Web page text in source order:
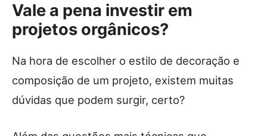
Vale a pena investir em
projetos orgânicos?
Na hora de escolher o estilo de decoração e
composição de um projeto, existem muitas
dúvidas que podem surgir, certo?